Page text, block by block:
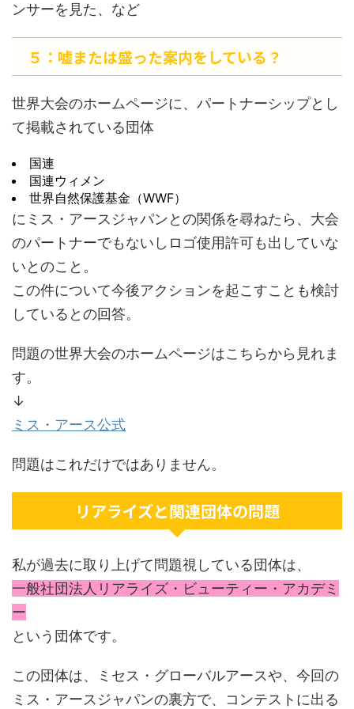
ンサーを見た、など
５：嘘または盛った案内をしている？
世界大会のホームページに、パートナーシップとし
て掲載されている団体
国連
国連ウィメン
世界自然保護基金（WWF）
にミス・アースジャパンとの関係を尋ねたら、大会
のパートナーでもないしロゴ使用許可も出していな
いとのこと。
この件について今後アクションを起こすことも検討
しているとの回答。
問題の世界大会のホームページはこちらから見れま
す。
↓
ミス・アース公式
問題はこれだけではありません。
リアライズと関連団体の問題
私が過去に取り上げて問題視している団体は、
一般社団法人リアライズ・ビューティー・アカデミ
ー
という団体です。
この団体は、ミセス・グローバルアースや、今回の
ミス・アースジャパンの裏方で、コンテストに出る